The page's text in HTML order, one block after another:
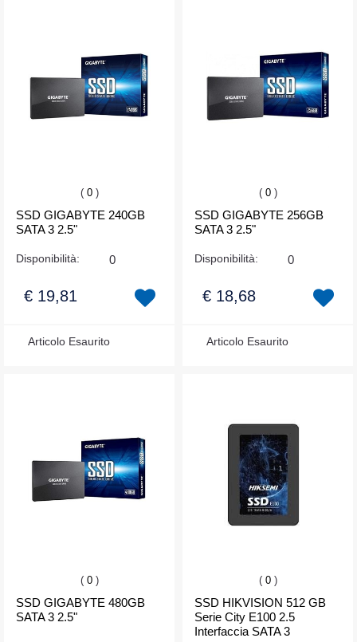
( 0 )
SSD GIGABYTE 240GB
SATA 3 2.5"
Disponibilità: 0
€ 19,81
Articolo Esaurito
( 0 )
SSD GIGABYTE 256GB
SATA 3 2.5"
Disponibilità: 0
€ 18,68
Articolo Esaurito
( 0 )
SSD GIGABYTE 480GB
SATA 3 2.5"
( 0 )
SSD HIKVISION 512 GB
Serie City E100 2.5
Interfaccia SATA 3